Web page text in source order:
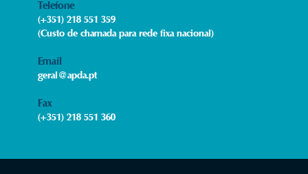
Telefone
(+351) 218 551 359
(Custo de chamada para rede fixa nacional)
Email
geral@apda.pt
Fax​
(+351) 218 551 360